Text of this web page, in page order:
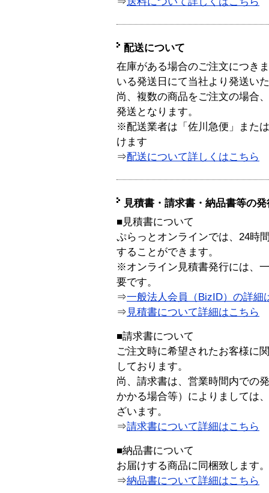
配送について
在庫がある場合のご注文につき
いる発送日にて当社より発送い
尚、複数の商品をご注文の場合
発送となります。
※配送業者は「佐川急便」また
けます
⇒配送について詳しくはこちら
見積書・請求書・納品書等の
■見積書について
ぷらっとオンラインでは、24時
することができます。
※オンライン見積書発行には、
要です。
⇒一般法人会員（BizID）の詳細
⇒ 見積書について詳細はこちら
■請求書について
ご注文時に希望されたお客様に
しております。
尚、請求書は、営業時間内での
かかる場合等）によりましては
ざいます。
⇒請求書について詳細はこちら
■納品書について
お届けする商品に同梱致します。
⇒納品書について詳細はこちら